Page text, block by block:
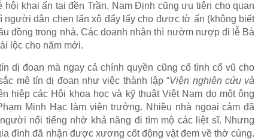
khai ấn tại đền Trần, Nam Định cũng ưu tiên cho quan
dân chen lấn xô đẩy lấy cho được tờ ấn (không biết
đồng trong nhà. Các doanh nhân thì nườm nượp đi lễ Bà
lộc cho năm mới.
dị đoan mà ngay cả chính quyền cũng cố tình cổ vũ cho
mê tín dị đoan như việc thành lập “Viện nghiên cứu và
hiệp các Hội khoa học và kỹ thuật Việt Nam do một ông
Minh Hạc làm viện trưởng. Nhiều nhà ngoại cảm đã
nổi tiếng nhờ khả năng đi tìm mộ các liệt sĩ. Nhưng
đình đã nhận được xương cốt động vật đem về thờ cúng.